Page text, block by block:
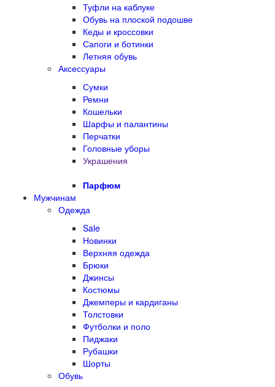
Туфли на каблуке
Обувь на плоской подошве
Кеды и кроссовки
Сапоги и ботинки
Летняя обувь
Аксессуары
Сумки
Ремни
Кошельки
Шарфы и палантины
Перчатки
Головные уборы
Украшения
Парфюм
Мужчинам
Одежда
Sale
Новинки
Верхняя одежда
Брюки
Джинсы
Костюмы
Джемперы и кардиганы
Толстовки
Футболки и поло
Пиджаки
Рубашки
Шорты
Обувь